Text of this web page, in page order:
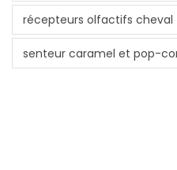
récepteurs olfactifs cheval
senteur caramel et pop-